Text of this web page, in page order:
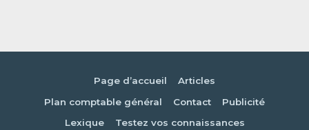
Page d’accueil
Articles
Plan comptable général
Contact
Publicité
Lexique
Testez vos connaissances